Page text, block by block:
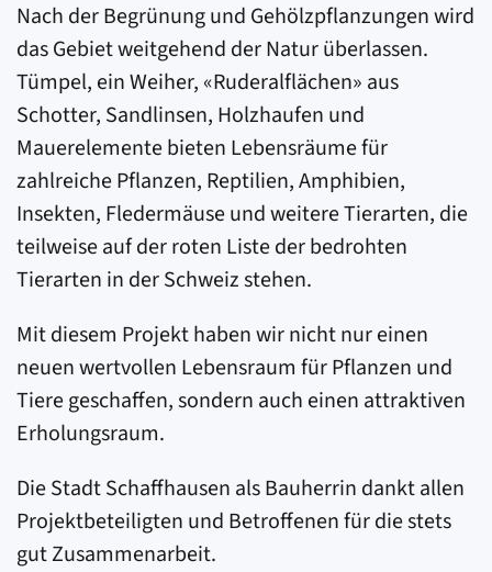
Nach der Begrünung und Gehölz­pflanzungen wird
das Gebiet weitgehend der Natur überlassen.
Tümpel, ein Weiher, «Ruderalflächen» aus
Schotter, Sandlinsen, Holzhaufen und
Mauerelemente bieten Lebensräume für
zahlreiche Pflanzen, Reptilien, Amphibien,
Insekten, Fledermäuse und weitere Tierarten, die
teilweise auf der roten Liste der bedrohten
Tierarten in der Schweiz stehen.
Mit diesem Projekt haben wir nicht nur einen
neuen wertvollen Lebensraum für Pflanzen und
Tiere geschaffen, sondern auch einen attraktiven
Erholungsraum.
Die Stadt Schaffhausen als Bauherrin dankt allen
Projektbeteiligten und Betroffenen für die stets
gut Zusammenarbeit.